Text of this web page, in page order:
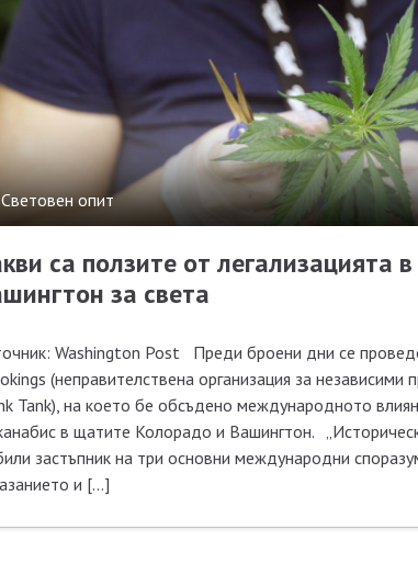
Световен опит
са ползите от легализацията
за света
Washington Post Преди броени дни се
(неправителствена организация за независими
Tank), на което бе обсъдено международното
в щатите Колорадо и Вашингтон.
застъпник на три основни международни
и […]